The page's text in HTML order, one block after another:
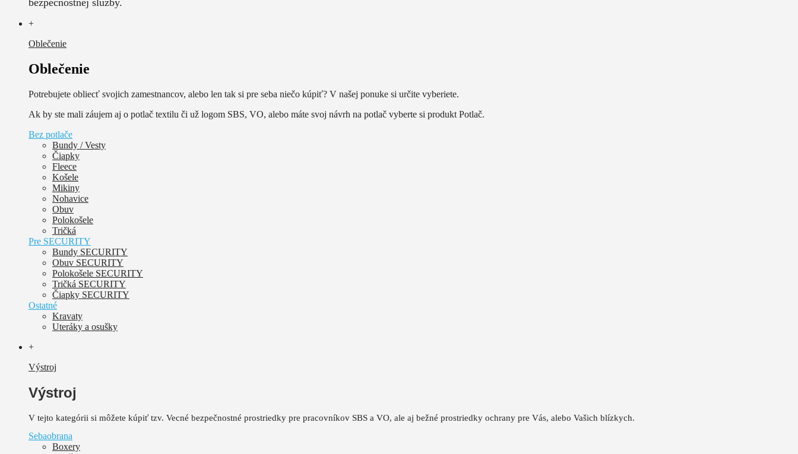
bezpečnostnej služby.
+
Oblečenie
Oblečenie
Potrebujete obliecť svojich zamestnancov, alebo len tak si pre seba niečo kúpiť? V našej ponuke si určite vyberiete.
Ak by ste mali záujem aj o potlač textilu či už logom SBS, VO, alebo máte svoj návrh na potlač vyberte si produkt Potlač.
Bez potlače
Bundy / Vesty
Čiapky
Fleece
Košele
Mikiny
Nohavice
Obuv
Polokošele
Tričká
Pre SECURITY
Bundy SECURITY
Obuv SECURITY
Polokošele SECURITY
Tričká SECURITY
Čiapky SECURITY
Ostatné
Kravaty
Uteráky a osušky
+
Výstroj
Výstroj
V tejto kategórii si môžete kúpiť tzv. Vecné bezpečnostné prostriedky pre pracovníkov SBS a VO, ale aj bežné prostriedky ochrany pre Vás, alebo Vašich blízkych.
Sebaobrana
Boxery